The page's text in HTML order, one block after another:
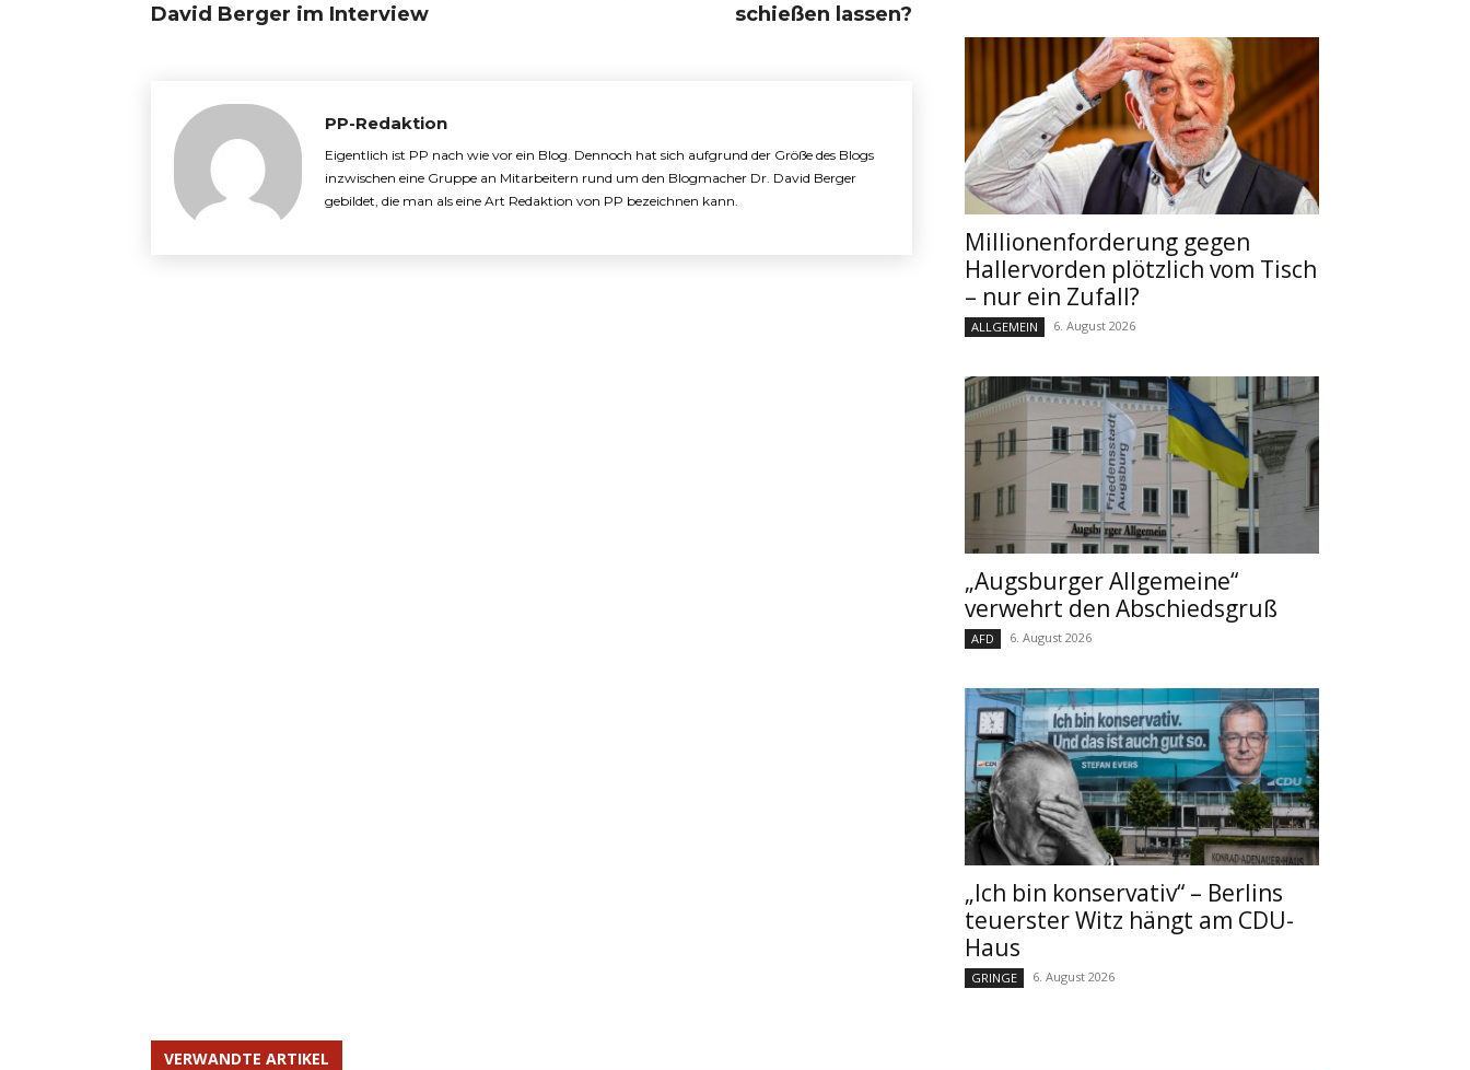
David Berger im Interview
schießen lassen?
PP-Redaktion
Eigentlich ist PP nach wie vor ein Blog. Dennoch hat sich aufgrund der Größe des Blogs
inzwischen eine Gruppe an Mitarbeitern rund um den Blogmacher Dr. David Berger
gebildet, die man als eine Art Redaktion von PP bezeichnen kann.
Millionenforderung gegen
Hallervorden plötzlich vom Tisch
– nur ein Zufall?
ALLGEMEIN 6. August 2026
„Augsburger Allgemeine“
verwehrt den Abschiedsgruß
AFD 6. August 2026
„Ich bin konservativ“ – Berlins
teuerster Witz hängt am CDU-
Haus
GRINGE 6. August 2026
VERWANDTE ARTIKEL